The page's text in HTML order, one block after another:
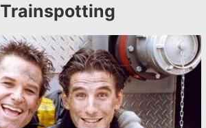
Trainspotting